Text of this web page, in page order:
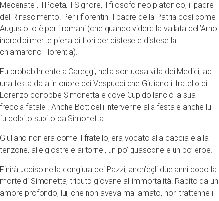
Mecenate , il Poeta, il Signore, il filosofo neo platonico, il padre
del Rinascimento. Per i fiorentini il padre della Patria così come
Augusto lo è per i romani (che quando videro la vallata dell’Arno
incredibilmente piena di fiori per distese e distese la
chiamarono Florentia).
Fu probabilmente a Careggi, nella sontuosa villa dei Medici, ad
una festa data in onore dei Vespucci che Giuliano il fratello di
Lorenzo conobbe Simonetta e dove Cupido lanciò la sua
freccia fatale . Anche Botticelli intervenne alla festa e anche lui
fu colpito subito da Simonetta.
Giuliano non era come il fratello, era vocato alla caccia e alla
tenzone, alle giostre e ai tornei, un po’ guascone e un po’ eroe.
Finirà ucciso nella congiura dei Pazzi, anch’egli due anni dopo la
morte di Simonetta, tributo giovane all’immortalità. Rapito da un
amore profondo, lui, che non aveva mai amato, non trattenne il